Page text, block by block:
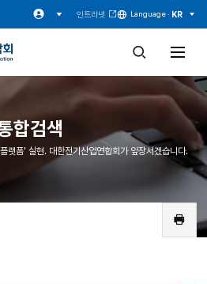
인트라넷 Language · KR
검
열
전
메
뉴
열
기
합검색
랫폼' 실현. 대한전기산업연합회가 앞장서겠습니다.
인
쇄